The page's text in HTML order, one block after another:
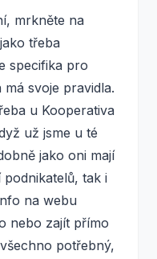
mrkněte na
třeba
specifika pro
svoje pravidla.
u Kooperativa
už jsme u té
jako oni mají
tak i
na webu
nebo zajít přímo
potřebný,